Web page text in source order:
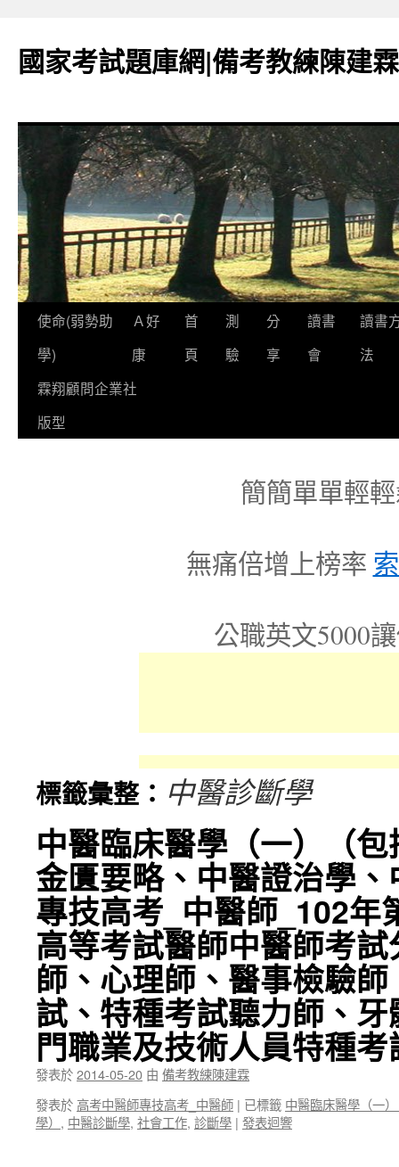
國家考試題庫網|備考教練陳建霖
跳使命(弱勢助
學)
Ａ好
康
首
頁
測
驗
分
享
讀書
會
讀書
法
霖翔顧問企業社
版型
簡簡單單輕
無痛倍增上榜率
公職英文5000
標籤彙整： 中醫診斷學
中醫臨床醫學（一）（
金匱要略、中醫證治學
專技高考_中醫師_102年
高等考試醫師中醫師考
師、心理師、醫事檢驗
試、特種考試聽力師、
門職業及技術人員特種
發表於2014-05-20 由 備考教練陳建霖
發表於 高考中醫師專技高考_中醫師 | 已標籤 中醫臨床醫學（一
學） , 中醫診斷學, 社會工作, 診斷學 | 發表迴響